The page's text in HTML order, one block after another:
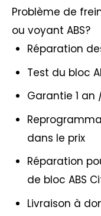
client
Problème de
ou voyant ABS?
Réparation
Test du bloc
Garantie 1 an
dans le prix
Réparation
de bloc ABS
Livraison à